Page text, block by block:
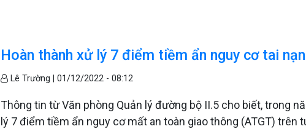
Hoàn thành xử lý 7 điểm tiềm ẩn nguy cơ tai
Lê Trường |01/12/2022 - 08:12
Thông tin từ Văn phòng Quản lý đường bộ II.5 cho biết, trong
lý 7 điểm tiềm ẩn nguy cơ mất an toàn giao thông (ATGT) trên